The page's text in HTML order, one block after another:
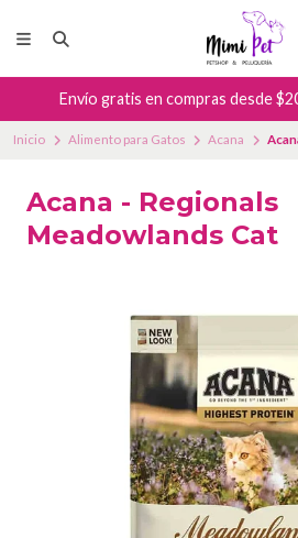
Envío gratis en compras desde
Inicio Alimento para Gatos Acana
Acana - Regionals
Meadowlands Cat